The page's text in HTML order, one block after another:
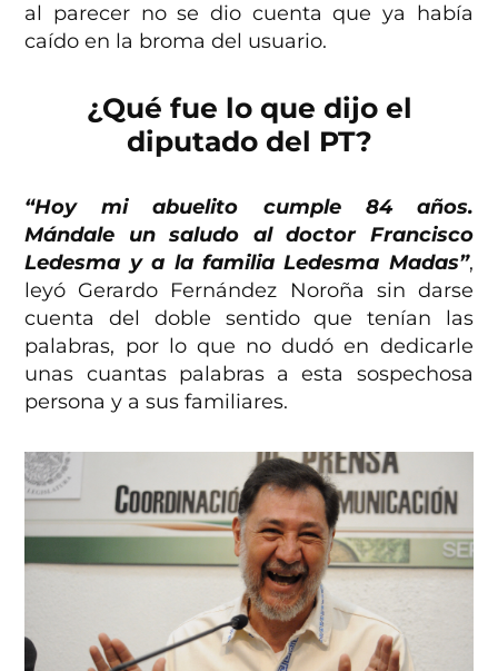
al parecer no se dio cuenta que ya había
caído en la broma del usuario.
¿Qué fue lo que dijo el
diputado del PT?
“Hoy mi abuelito cumple 84 años.
Mándale un saludo al doctor Francisco
Ledesma y a la familia Ledesma Madas”,
leyó Gerardo Fernández Noroña sin darse
cuenta del doble sentido que tenían las
palabras, por lo que no dudó en dedicarle
unas cuantas palabras a esta sospechosa
persona y a sus familiares.